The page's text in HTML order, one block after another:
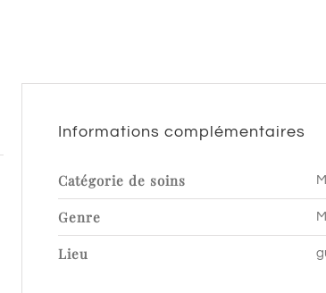
Informations complémentaires
Catégorie de soins
Genre
Lieu